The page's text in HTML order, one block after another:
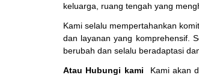
keluarga, ruang tengah yang
Kami selalu mempertahankan
dan layanan yang komprehensif.
berubah dan selalu beradaptasi
Atau Hubungi kami
Kami akan